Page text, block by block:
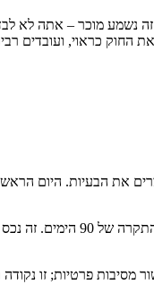
מוכר – אתה לא
החוק כראוי, ועובדים
עד לתקרה של 90 יום. זה נשמע פשוט, אבל
חשוב להבין שהצבירה היא מצטברת, כלומר אם לא
פרטיות; זו נקודה